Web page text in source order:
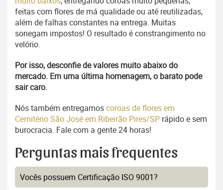
feitas com flores de má qualidade ou até reutilizadas,
além de falhas constantes na entrega. Muitas
sonegam impostos! O resultado é constrangimento no
velório.
Por isso, desconfie de valores muito abaixo do
mercado. Em uma última homenagem, o barato pode
sair caro.
Nós também entregamoscoroas de flores em
Cemitério São José em Ribeirão Pires/SP rápido e sem
burocracia. Fale com a gente 24 horas!
Perguntas mais frequentes
Vocês possuem Certificação ISO 9001?